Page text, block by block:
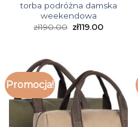
torba podróżna damska
weekendowa
zł190.00 zł119.00
Promocja!